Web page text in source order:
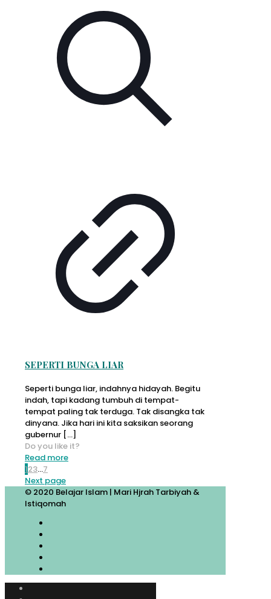
SEPERTI BUNGA LIAR
Seperti bunga liar, indahnya hidayah. Begitu
indah, tapi kadang tumbuh di tempat-
tempat paling tak terduga. Tak disangka tak
dinyana. Jika hari ini kita saksikan seorang
gubernur […]
Do you like it?
Read more
123...7
Next page
© 2020 Belajar Islam | Mari Hjrah Tarbiyah &
Istiqomah